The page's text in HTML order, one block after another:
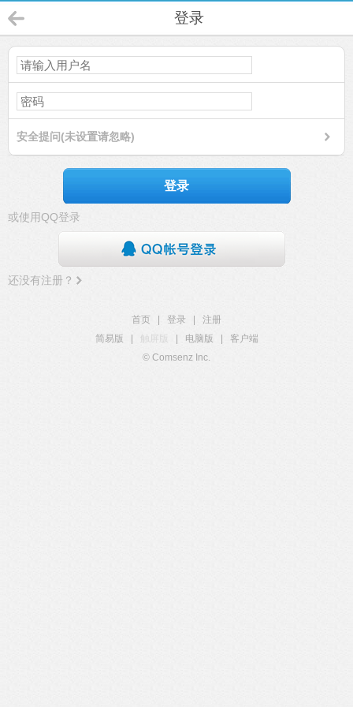
登录
安全提问(未设置请忽略)
登录
或使用QQ登录
还没有注册？
首页 登录
注册
简易版
触屏版 电脑版
客户端
© Comsenz Inc.